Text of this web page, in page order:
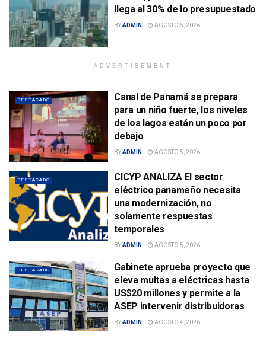
llega al 30% de lo presupuestado
BYADMIN AGOSTO 5, 2026
ADVERTISEMENT
DESTACADO
Canal de Panamá se prepara
para un niño fuerte, los niveles
de los lagos están un poco por
debajo
BYADMIN AGOSTO 5, 2026
DESTACADO
CICYP ANALIZA El sector
eléctrico panameño necesita
una modernización, no
solamente respuestas
temporales
BYADMIN AGOSTO 5, 2026
DESTACADO
Gabinete aprueba proyecto que
eleva multas a eléctricas hasta
US$20 millones y permite a la
ASEP intervenir distribuidoras
BYADMIN AGOSTO 4, 2026